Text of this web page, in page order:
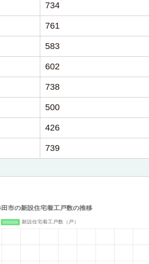
734
761
583
602
738
500
426
739